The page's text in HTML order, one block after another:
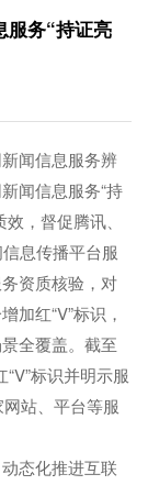
服务“持证亮
闻信息服务辨
闻信息服务“持
，督促腾讯、
息传播平台服
资质核验，对
加红“V”标识，
全覆盖。截至
标识并明示服
站、平台等服
态化推进互联